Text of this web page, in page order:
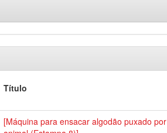
Título
[Máquina para ensacar algodão puxado por